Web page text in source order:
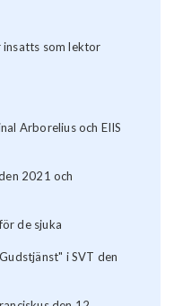
insatts som lektor
Arborelius och EIIS
2021 och
de sjuka
i SVT den